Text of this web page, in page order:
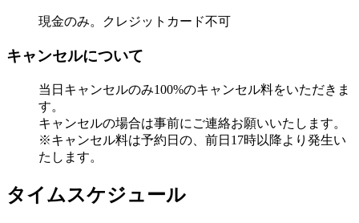
現金のみ。クレジットカード不可
キャンセルについて
当日キャンセルのみ100%のキャンセル料をいただきま
す。
キャンセルの場合は事前にご連絡お願いいたします。
※キャンセル料は予約日の、前日17時以降より発生い
たします。
タイムスケジュール